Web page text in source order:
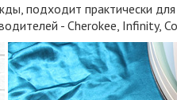
подходит практически
- Cherokee, Infinity,